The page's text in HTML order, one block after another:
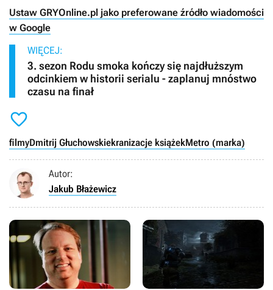
Ustaw GRYOnline.pl jako preferowane źródło wiadomości
w Google
WIĘCEJ:
3. sezon Rodu smoka kończy się najdłuższym
odcinkiem w historii serialu - zaplanuj mnóstwo
czasu na finał

filmyDmitrij Głuchowskiekranizacje książekMetro (marka)
Autor:
Jakub Błażewicz